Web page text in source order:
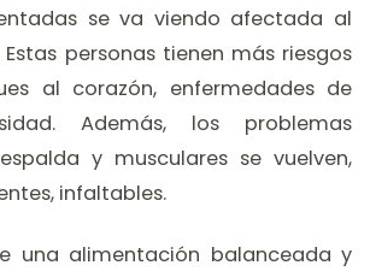
se va viendo afectada al
personas tienen más riesgos
al corazón, enfermedades de
Además, los problemas
y musculares se vuelven,
infaltables.
una alimentación balanceada y